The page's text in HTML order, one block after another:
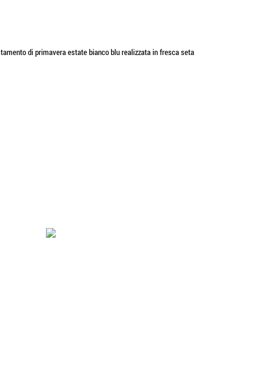
di primavera estate bianco blu realizzata in fresca seta